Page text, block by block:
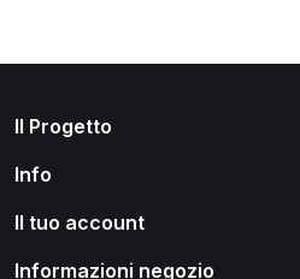
Il Progetto
Info
Il tuo account
Informazioni negozio